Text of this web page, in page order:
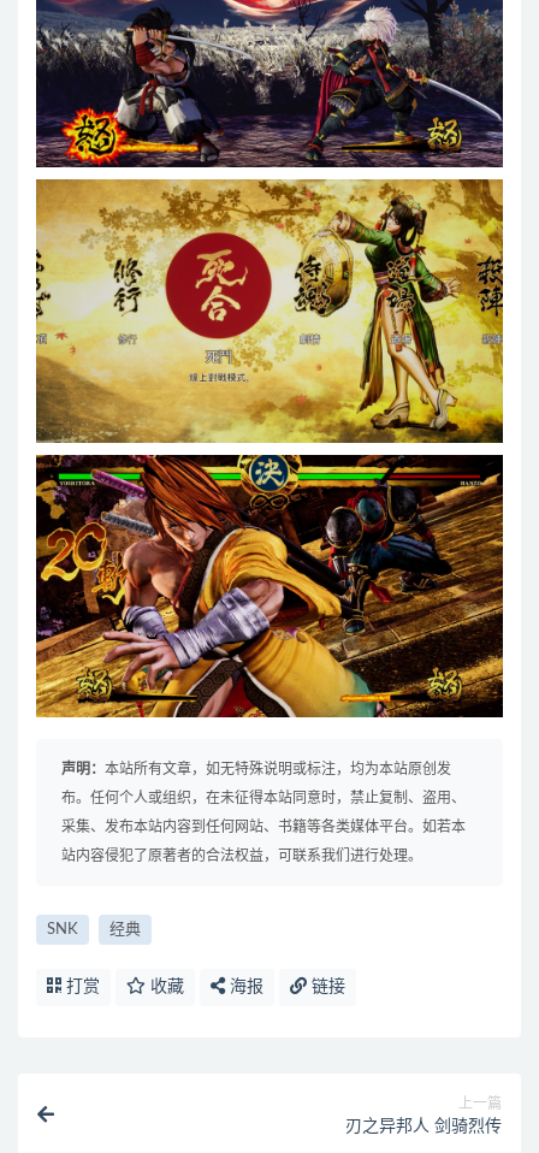
声明： 本站所有文章，如无特殊说明或标注，均为本站原创发
布。任何个人或组织，在未征得本站同意时，禁止复制、盗用、
采集、发布本站内容到任何网站、书籍等各类媒体平台。如若本
站内容侵犯了原著者的合法权益，可联系我们进行处理。
SNK 经典
打赏 收藏 海报 链接
上一篇
刃之异邦人 剑骑烈传